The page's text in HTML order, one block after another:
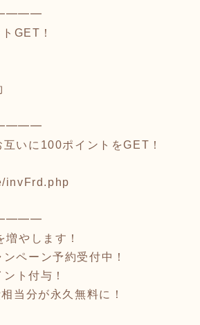
GET！
いに100ポイントをGET！
invFrd.php
やします！
ペーン予約受付中！
ト付与！
当分が永久無料に！